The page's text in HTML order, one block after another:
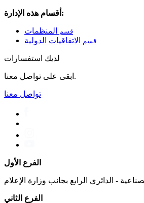
أقسام هذه الإدارة:
قسم المنظمات
قسم الاتفاقيات الدولية
لديك استفسارات
ابقى على تواصل معنا.
تواصل معنا
الفرع الأول
- الدائري الرابع بجانب وزارة الإعلام
الفرع الثاني